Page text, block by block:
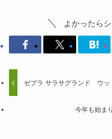
よかったら
ゼブラ サラサグランド ウッ
今年も始ま